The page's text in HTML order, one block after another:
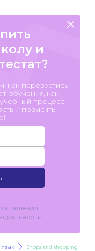
и
как перевестись
обучения, как
процесс,
и повысить
язык Shops and shopping